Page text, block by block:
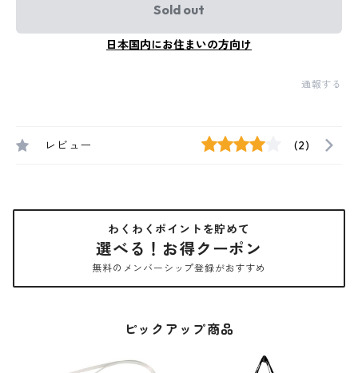
Sold out
日本国内にお住まいの方向け
通報する
レビュー (2)
わくわくポイントを貯めて
選べる！お得クーポン
無料のメンバーシップ登録がおすすめ
ピックアップ商品